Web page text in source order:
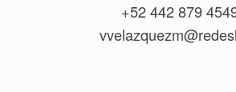
+52 442 879